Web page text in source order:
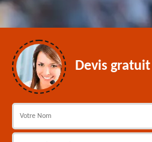
Devis gratuit